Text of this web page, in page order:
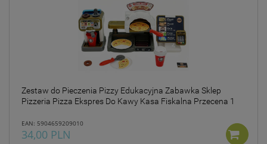
Zestaw do Pieczenia Pizzy Edukacyjna Zabawka Sklep
Pizzeria Pizza Ekspres Do Kawy Kasa Fiskalna Przecena 1
EAN: 5904659209010
34,00 PLN
naszych serwisów w
urządzeniu końcowym
Użytkownika mogą zostać
umieszczone pliki Cookies w
celu umożliwienia Ci
skorzystania ze
funkcjonalności (np.
Facebook, LinkedIn,
YouTube). Każdy z
dostawców określa zasady